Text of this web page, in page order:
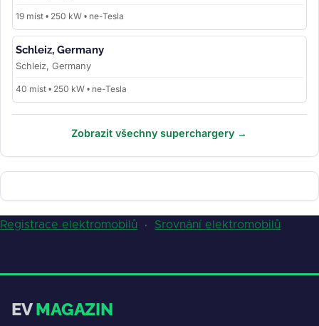
19 míst • 250 kW • ne-Tesla
Schleiz, Germany
Schleiz, Germany
40 míst • 250 kW • ne-Tesla
Zobrazit všechny superchargery →
Registrace elektromobilů · Srovnání elektromobilů
EVMAGAZIN